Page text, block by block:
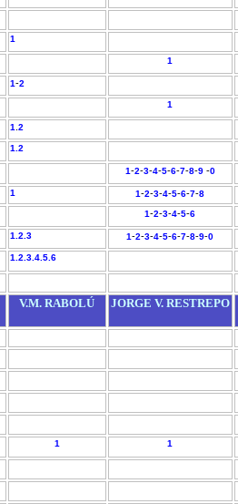
1
1
1-2
1
1 2
1.2
1-2-3-4-5-6-7-8-9-0
1 1-2-3-4-5-6-7-8
1-2-3-4-5-6
1.2.3 1-2-3-4-5-6-7-8-9-0
1.2.3.4.5.6
V.M. RABOLÚ JORGE V. RESTREPO
1 1